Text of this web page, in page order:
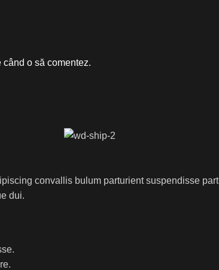
o să comentez.
convallis bulum parturient suspendisse
dui.